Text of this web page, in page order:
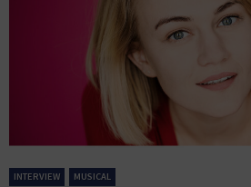
INTERVIEW MUSICAL